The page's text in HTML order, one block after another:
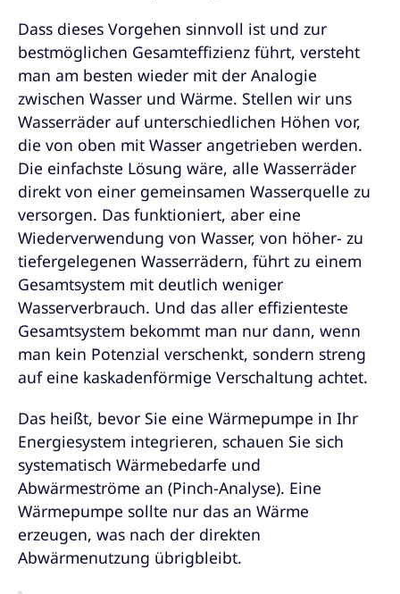
Dass dieses Vorgehen sinnvoll ist und zur
bestmöglichen Gesamteffizienz führt, versteht
man am besten wieder mit der Analogie
zwischen Wasser und Wärme. Stellen wir uns
Wasserräder auf unterschiedlichen Höhen vor,
die von oben mit Wasser angetrieben werden.
Die einfachste Lösung wäre, alle Wasserräder
direkt von einer gemeinsamen Wasserquelle zu
versorgen. Das funktioniert, aber eine
Wiederverwendung von Wasser, von höher- zu
tiefergelegenen Wasserrädern, führt zu einem
Gesamtsystem mit deutlich weniger
Wasserverbrauch. Und das aller effizienteste
Gesamtsystem bekommt man nur dann, wenn
man kein Potenzial verschenkt, sondern streng
auf eine kaskadenförmige Verschaltung achtet.
Das heißt, bevor Sie eine Wärmepumpe in Ihr
Energiesystem integrieren, schauen Sie sich
systematisch Wärmebedarfe und
Abwärmeströme an (Pinch-Analyse). Eine
Wärmepumpe sollte nur das an Wärme
erzeugen, was nach der direkten
Abwärmenutzung übrigbleibt.